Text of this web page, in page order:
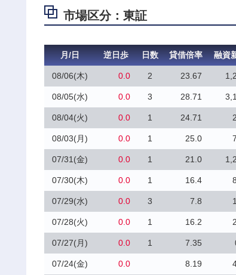
市場区分：東証
月/日 逆日歩 日数 貸借倍率 融資
08/06(木) 0.0 2 23.67
08/05(水) 0.0 3 28.71
08/04(火) 0.0 1 24.71
08/03(月) 0.0 1 25.0
07/31(金) 0.0 1 21.0
07/30(木) 0.0 1 16.4
07/29(水) 0.0 3 7.8
07/28(火) 0.0 1 16.2
07/27(月) 0.0 1 7.35
07/24(金) 0.0 8.19